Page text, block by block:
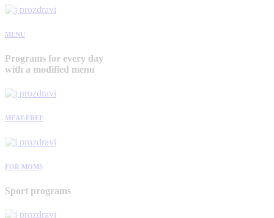
MENU
Programs for every day
with a modified menu
MEAT-FREE
FOR MOMS
Sport programs